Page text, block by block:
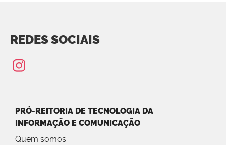
REDES SOCIAIS
PRÓ-REITORIA DE TECNOLOGIA DA
INFORMAÇÃO E COMUNICAÇÃO
Quem somos